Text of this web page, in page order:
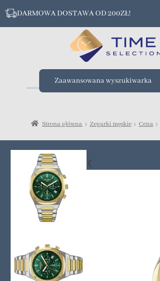
DARMOWA DOSTAWA OD 200ZŁ!
Zaawansowana wyszukiwarka
Strona główna Zegarki męskie Cena
❮